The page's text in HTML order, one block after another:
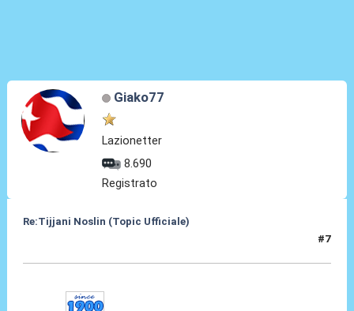
Giako77
Lazionetter
8.690
Registrato
Re:Tijjani Noslin (Topic Ufficiale)
#7